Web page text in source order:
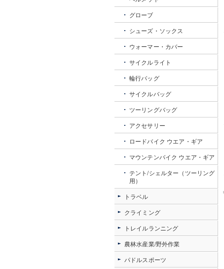
グローブ
シューズ・ソックス
ウォーマー・カバー
サイクルライト
輪行バッグ
サイクルバッグ
ツーリングバッグ
アクセサリー
ロードバイク ウエア・ギア
マウンテンバイク ウエア・ギア
テント/シェルター（ツーリング
用）
トラベル
クライミング
トレイルランニング
農林水産業/野外作業
パドルスポーツ